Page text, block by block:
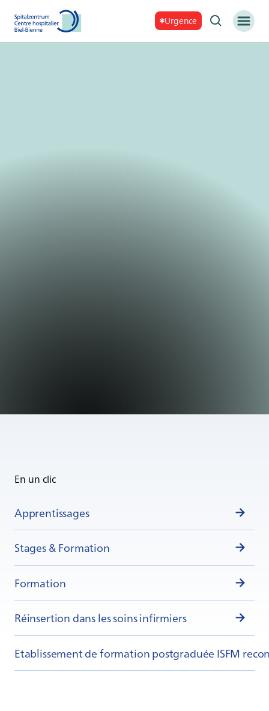
Urgence
En un clic
Apprentissages
Stages & Formation
Formation
Réinsertion dans les soins infirmiers
Etablissement de formation postgraduée ISFM